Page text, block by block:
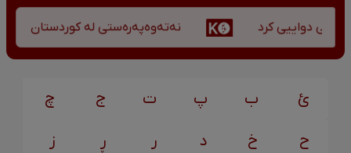
دواییی کرد نەتەوەپەرەستی لە کوردستان -
ئ ب پ ت ج چ
ح خ د ر ڕ ز